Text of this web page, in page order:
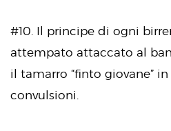
#10. Il principe di ogni
attempato attaccato al
il tamarro “finto giovane”
convulsioni.